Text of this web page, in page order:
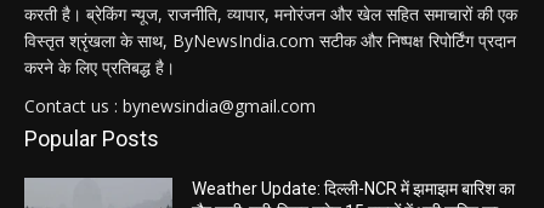
करती है। ब्रेकिंग न्यूज, राजनीति, व्यापार, मनोरंजन और खेल सहित समाचारों की एक
विस्तृत श्रृंखला के साथ, ByNewsIndia.com सटीक और निष्पक्ष रिपोर्टिंग प्रदान
करने के लिए प्रतिबद्ध है।
Contact us : bynewsindia@gmail.com
Popular Posts
Weather Update: दिल्ली-NCR में झमाझम बारिश का